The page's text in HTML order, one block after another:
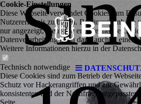
Cookie-Einstellungen
Diese Webseite verwendet Cookies, um
Nutzererlebnis zu bieten. Bestimmte Inhalte
nur angezeigt, wenn die entsprechende
Datenverarbeitung kann dann auch in
Weitere Informationen hierzu in der
Technisch notwendige
Diese Cookies sind zum Betrieb der
Schutz vor Hackerangriffen und zur
konsistenten und der Nachfrage
Seite.